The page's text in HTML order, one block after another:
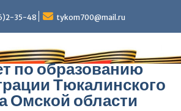
35-48 tykom700@mail.ru
по образованию
Тюкалинского
Омской области